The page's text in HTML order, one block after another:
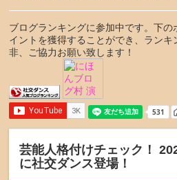
ブログランキングに参加中です。下
イントを獲得することができ、ラン
非、ご協力お願い致します！
芸能人格付けチェック！
に社交ダンス登場！